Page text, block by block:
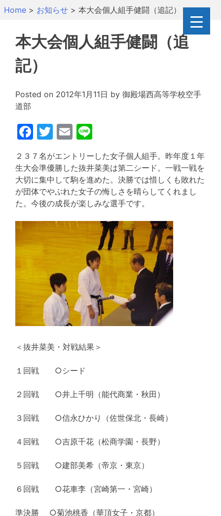
SkipHome > お知らせ > 本大会個人組手健闘（追記）
本大会個人組手健闘（追
記）
Posted on 2012年1月11日 by 御殿場西高等学校空手
道部
Facebook
Twitter
Email
２３７名がエントリーした女子個人組手。昨年度１年
生大会準優勝した抜井菜美は第二シード。一戦一戦を
大切に集中して駒を進めた。決勝では惜しくも敗れた
が団体でやぶれた女子の悔しさを晴らしてくれまし
た。今後の成長が楽しみな選手です。
＜抜井菜美・対戦結果＞
１回戦 ○シード
２回戦 ○井上千明（能代商業・秋田）
３回戦 ○信永ひかり（佐世保北・長崎）
４回戦 ○吉原千花（松商学園・長野）
５回戦 ○建部美希（帝京・東京）
６回戦 ○花車李（宮崎第一・宮崎）
準決勝 ○菊池桃香（華頂女子・京都）